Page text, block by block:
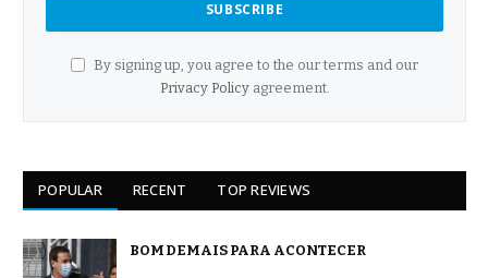
By signing up, you agree to the our terms and our
Privacy Policyagreement.
POPULAR RECENT TOP REVIEWS
BOM DEMAIS PARA ACONTECER